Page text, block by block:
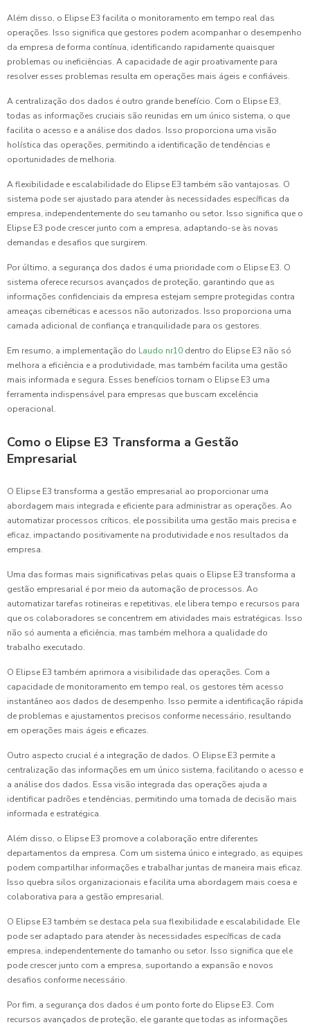
Além disso, o Elipse E3 facilita o monitoramento em tempo real das
operações. Isso significa que gestores podem acompanhar o desempenho
da empresa de forma contínua, identificando rapidamente quaisquer
problemas ou ineficiências. A capacidade de agir proativamente para
resolver esses problemas resulta em operações mais ágeis e confiáveis.
A centralização dos dados é outro grande benefício. Com o Elipse E3,
todas as informações cruciais são reunidas em um único sistema, o que
facilita o acesso e a análise dos dados. Isso proporciona uma visão
holística das operações, permitindo a identificação de tendências e
oportunidades de melhoria.
A flexibilidade e escalabilidade do Elipse E3 também são vantajosas. O
sistema pode ser ajustado para atender às necessidades específicas da
empresa, independentemente do seu tamanho ou setor. Isso significa que o
Elipse E3 pode crescer junto com a empresa, adaptando-se às novas
demandas e desafios que surgirem.
Por último, a segurança dos dados é uma prioridade com o Elipse E3. O
sistema oferece recursos avançados de proteção, garantindo que as
informações confidenciais da empresa estejam sempre protegidas contra
ameaças cibernéticas e acessos não autorizados. Isso proporciona uma
camada adicional de confiança e tranquilidade para os gestores.
Em resumo, a implementação do Laudo nr10 dentro do Elipse E3 não só
melhora a eficiência e a produtividade, mas também facilita uma gestão
mais informada e segura. Esses benefícios tornam o Elipse E3 uma
ferramenta indispensável para empresas que buscam excelência
operacional.
Como o Elipse E3 Transforma a Gestão
Empresarial
O Elipse E3 transforma a gestão empresarial ao proporcionar uma
abordagem mais integrada e eficiente para administrar as operações. Ao
automatizar processos críticos, ele possibilita uma gestão mais precisa e
eficaz, impactando positivamente na produtividade e nos resultados da
empresa.
Uma das formas mais significativas pelas quais o Elipse E3 transforma a
gestão empresarial é por meio da automação de processos. Ao
automatizar tarefas rotineiras e repetitivas, ele libera tempo e recursos para
que os colaboradores se concentrem em atividades mais estratégicas. Isso
não só aumenta a eficiência, mas também melhora a qualidade do
trabalho executado.
O Elipse E3 também aprimora a visibilidade das operações. Com a
capacidade de monitoramento em tempo real, os gestores têm acesso
instantâneo aos dados de desempenho. Isso permite a identificação rápida
de problemas e ajustamentos precisos conforme necessário, resultando
em operações mais ágeis e eficazes.
Outro aspecto crucial é a integração de dados. O Elipse E3 permite a
centralização das informações em um único sistema, facilitando o acesso e
a análise dos dados. Essa visão integrada das operações ajuda a
identificar padrões e tendências, permitindo uma tomada de decisão mais
informada e estratégica.
Além disso, o Elipse E3 promove a colaboração entre diferentes
departamentos da empresa. Com um sistema único e integrado, as equipes
podem compartilhar informações e trabalhar juntas de maneira mais eficaz.
Isso quebra silos organizacionais e facilita uma abordagem mais coesa e
colaborativa para a gestão empresarial.
O Elipse E3 também se destaca pela sua flexibilidade e escalabilidade. Ele
pode ser adaptado para atender às necessidades específicas de cada
empresa, independentemente do tamanho ou setor. Isso significa que ele
pode crescer junto com a empresa, suportando a expansão e novos
desafios conforme necessário.
Por fim, a segurança dos dados é um ponto forte do Elipse E3. Com
recursos avançados de proteção, ele garante que todas as informações